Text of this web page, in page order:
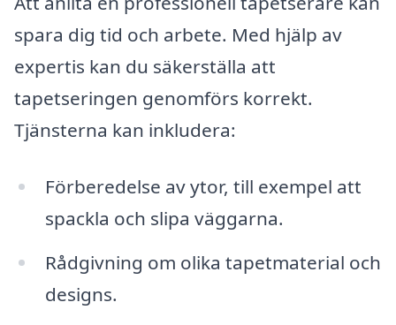
spara dig tid och arbete. Med hjälp av
expertis kan du säkerställa att
tapetseringen genomförs korrekt.
Tjänsterna kan inkludera:
Förberedelse av ytor, till exempel att
spackla och slipa väggarna.
Rådgivning om olika tapetmaterial och
designs.